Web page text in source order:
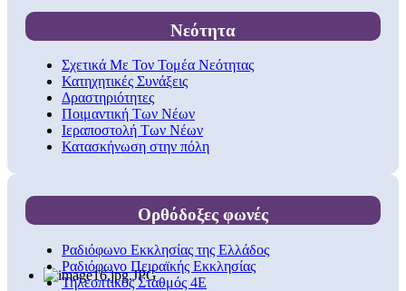
Νεότητα
Σχετικά Με Τον Τομέα Νεότητας
Κατηχητικές Συνάξεις
Δραστηριότητες
Ποιμαντική Των Νέων
Ιεραποστολή Των Νέων
Κατασκήνωση στην πόλη
Ορθόδοξες φωνές
Ραδιόφωνο Εκκλησίας της Ελλάδος
Ραδιόφωνο Πειραϊκής Εκκλησίας
Τηλεοπτικός Σταθμός 4Ε